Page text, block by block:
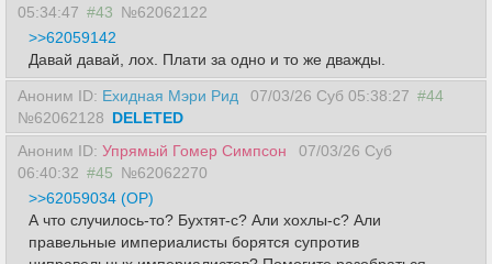
05:34:47 #43 №62062122
>>62059142
Давай давай, лох. Плати за одно и то же дважды.
Аноним ID: Ехидная Мэри Рид 07/03/26 Суб 05:38:27 #44
№62062128 DELETED
Аноним ID: Упрямый Гомер Симпсон
07/03/26 Суб
06:40:32 #45 №62062270
>>62059034 (OP)
А что случилось-то? Бухтят-с? Али хохлы-с? Али
правельные империалисты борятся супротив